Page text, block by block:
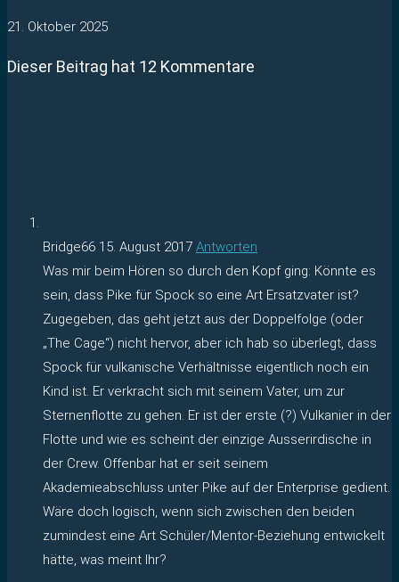
21. Oktober 2025
Dieser Beitrag hat 12 Kommentare
Bridge66 15. August 2017 Antworten
Was mir beim Hören so durch den Kopf ging: Könnte es
sein, dass Pike für Spock so eine Art Ersatzvater ist?
Zugegeben, das geht jetzt aus der Doppelfolge (oder
„The Cage“) nicht hervor, aber ich hab so überlegt, dass
Spock für vulkanische Verhältnisse eigentlich noch ein
Kind ist. Er verkracht sich mit seinem Vater, um zur
Sternenflotte zu gehen. Er ist der erste (?) Vulkanier in der
Flotte und wie es scheint der einzige Ausserirdische in
der Crew. Offenbar hat er seit seinem
Akademieabschluss unter Pike auf der Enterprise gedient.
Wäre doch logisch, wenn sich zwischen den beiden
zumindest eine Art Schüler/Mentor-Beziehung entwickelt
hätte, was meint Ihr?